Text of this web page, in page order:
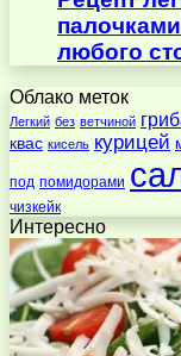
любого
Облако меток
Легкий без ветчиной
квас кисель курицей
под помидорами
чизкейк
Интересно